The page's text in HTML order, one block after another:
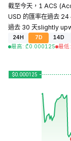
截至今天，1 ACS
USD 的匯率在過去
過去 30 天slightly
24H 7D 14D
最高: ₾0.000125 最低: